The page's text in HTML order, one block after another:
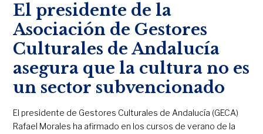
El presidente de la
Asociación de Gestores
Culturales de Andalucía
asegura que la cultura no es
un sector subvencionado
El presidente de Gestores Culturales de Andalucía (GECA)
Rafael Morales ha afirmado en los cursos de verano de la